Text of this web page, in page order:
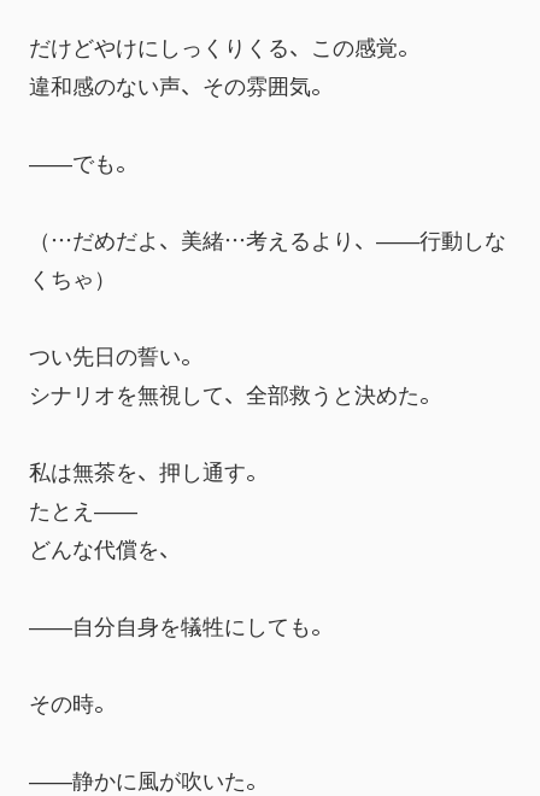
だけどやけにしっくりくる、この感覚。
違和感のない声、その雰囲気。
――でも。
（…だめだよ、美緒…考えるより、――行動しな
くちゃ）
つい先日の誓い。
シナリオを無視して、全部救うと決めた。
私は無茶を、押し通す。
たとえ――
どんな代償を、
――自分自身を犠牲にしても。
その時。
――静かに風が吹いた。